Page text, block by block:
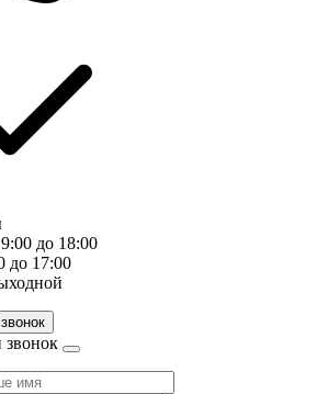
до 18:00
до 17:00
звонок